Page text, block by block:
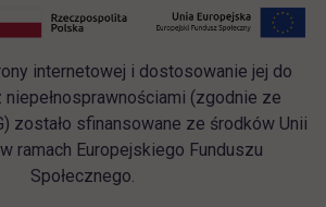
internetowej i dostosowanie jej do
(zgodnie ze
zostało sfinansowane ze środków Unii
ramach Europejskiego Funduszu
Społecznego.